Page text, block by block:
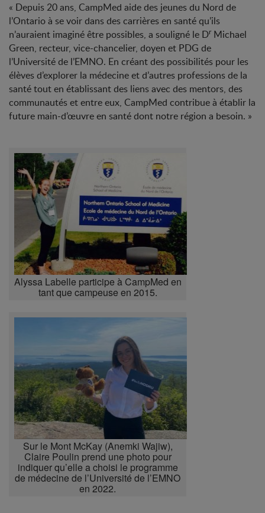
« Depuis 20 ans, CampMed aide des jeunes du Nord de
l’Ontario à se voir dans des carrières en santé qu’ils
n’auraient imaginé être possibles, a souligné le DrMichael
Green, recteur, vice-chancelier, doyen et PDG de
l’Université de l’EMNO. En créant des possibilités pour les
élèves d’explorer la médecine et d’autres professions de la
santé tout en établissant des liens avec des mentors, des
communautés et entre eux, CampMed contribue à établir la
future main-d’œuvre en santé dont notre région a besoin. »
Alyssa Labelle participe à CampMed en
tant que campeuse en 2015.
Sur le Mont McKay (Anemki Wajiw),
Claire Poulin prend une photo pour
indiquer qu’elle a choisi le programme
de médecine de l’Université de l’EMNO
en 2022.